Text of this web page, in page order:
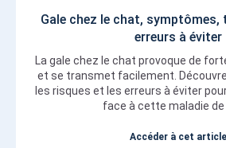
Gale chez le chat,
erreurs à éviter
La gale chez le chat provoque de
et se transmet facilement.
les risques et les erreurs à éviter
face à cette maladie de
Accéder à cet article